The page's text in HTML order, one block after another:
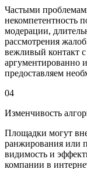
Частыми
некомпетентность
модерации,
рассмотрения
вежливый контакт
аргументированно
предоставляем
04
Изменчивость
Площадки могут
ранжирования или
видимость и
компании в